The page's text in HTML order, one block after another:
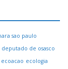
sao paulo
deputado de osasco
ecoacao ecologia